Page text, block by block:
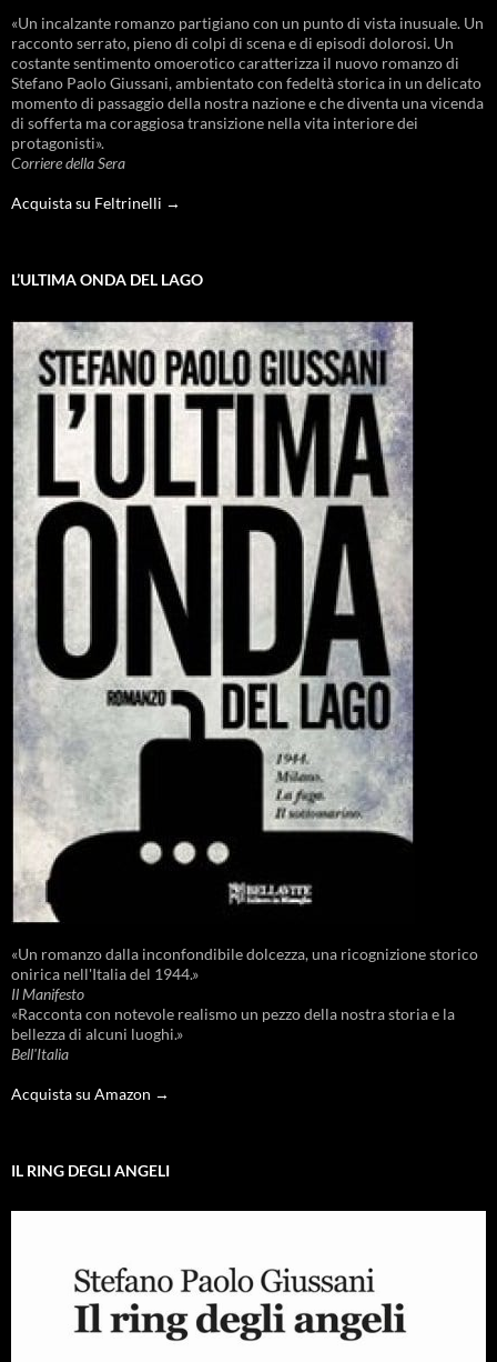
«Un incalzante romanzo partigiano con un punto di vista inusuale. Un
racconto serrato, pieno di colpi di scena e di episodi dolorosi. Un
costante sentimento omoerotico caratterizza il nuovo romanzo di
Stefano Paolo Giussani, ambientato con fedeltà storica in un delicato
momento di passaggio della nostra nazione e che diventa una vicenda
di sofferta ma coraggiosa transizione nella vita interiore dei
protagonisti».
Corriere della Sera
Acquista su Feltrinelli →
L’ULTIMA ONDA DEL LAGO
«Un romanzo dalla inconfondibile dolcezza, una ricognizione storico
onirica nell'Italia del 1944.»
Il Manifesto
«Racconta con notevole realismo un pezzo della nostra storia e la
bellezza di alcuni luoghi.»
Bell'Italia
Acquista su Amazon →
IL RING DEGLI ANGELI